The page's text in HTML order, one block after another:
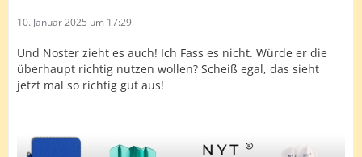
10. Januar 2025 um 17:29
Und Noster zieht es auch! Ich Fass es nicht. Würde er die
überhaupt richtig nutzen wollen? Scheiß egal, das sieht
jetzt mal so richtig gut aus!